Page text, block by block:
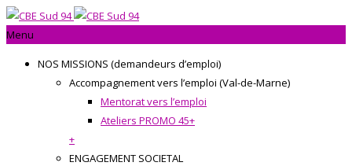
Menu
NOS MISSIONS (demandeurs d’emploi)
Accompagnement vers l’emploi (Val-de-Marne)
Mentorat vers l’emploi
Ateliers PROMO 45+
+
ENGAGEMENT SOCIETAL